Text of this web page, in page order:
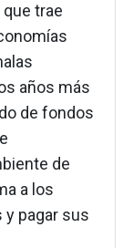
trae
años más
de fondos
de
a los
y pagar sus